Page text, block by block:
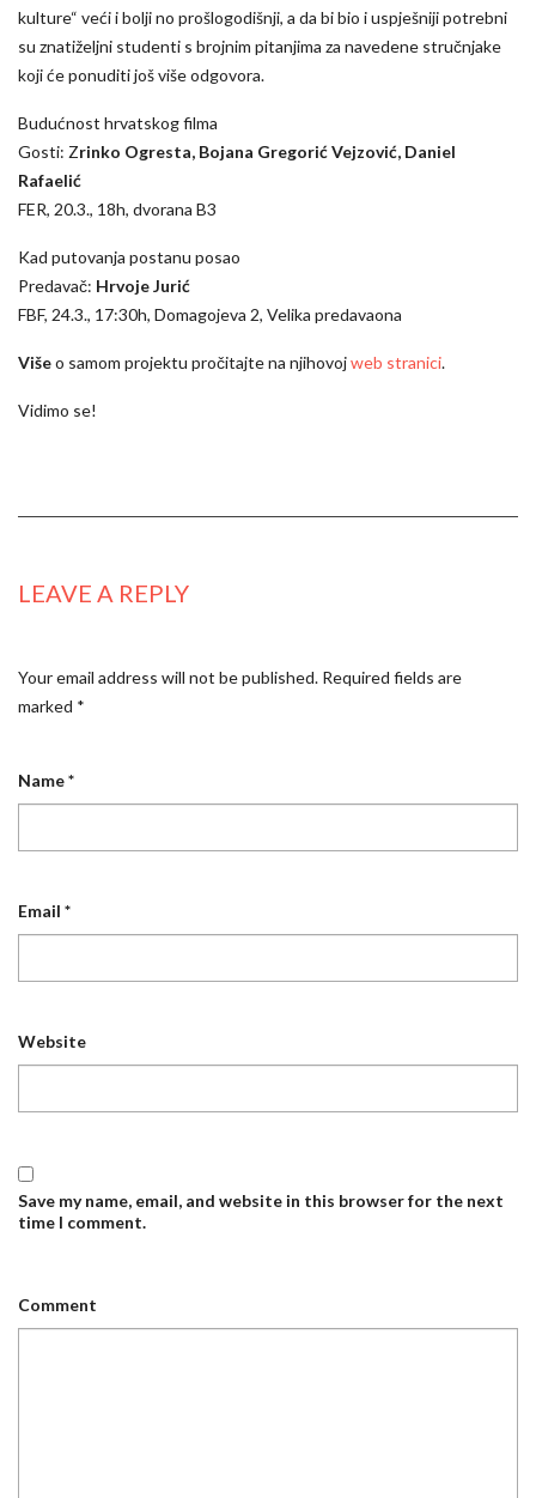
kulture“ veći i bolji no prošlogodišnji, a da bi bio i uspješniji potrebni
su znatiželjni studenti s brojnim pitanjima za navedene stručnjake
koji će ponuditi još više odgovora.
Budućnost hrvatskog filma
Gosti: Zrinko Ogresta, Bojana Gregorić Vejzović, Daniel
Rafaelić
FER, 20.3., 18h, dvorana B3
Kad putovanja postanu posao
Predavač: Hrvoje Jurić
FBF, 24.3., 17:30h, Domagojeva 2, Velika predavaona
Višeo samom projektu pročitajte na njihovojweb stranici.
Vidimo se!
LEAVE A REPLY
Your email address will not be published. Required fields are
marked *
Name*
Email *
Website
Save my name, email, and website in this browser for the next
time I comment.
Comment